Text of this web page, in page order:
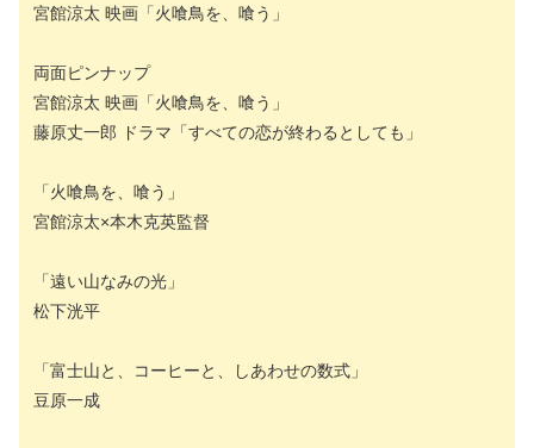
宮館涼太 映画「火喰鳥を、喰う」
両面ピンナップ
宮館涼太 映画「火喰鳥を、喰う」
藤原丈一郎 ドラマ「すべての恋が終わるとしても」
「火喰鳥を、喰う」
宮館涼太×本木克英監督
「遠い山なみの光」
松下洸平
「富士山と、コーヒーと、しあわせの数式」
豆原一成